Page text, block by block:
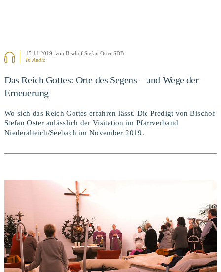
BEITRAG ANSEHEN
15.11.2019 , von Bischof Stefan Oster SDB
In Audio
Das Reich Gottes: Orte des Segens – und Wege der
Erneuerung
Wo sich das Reich Gottes erfahren lässt. Die Predigt von Bischof
Stefan Oster anlässlich der Visitation im Pfarrverband
Niederalteich/Seebach im November 2019.